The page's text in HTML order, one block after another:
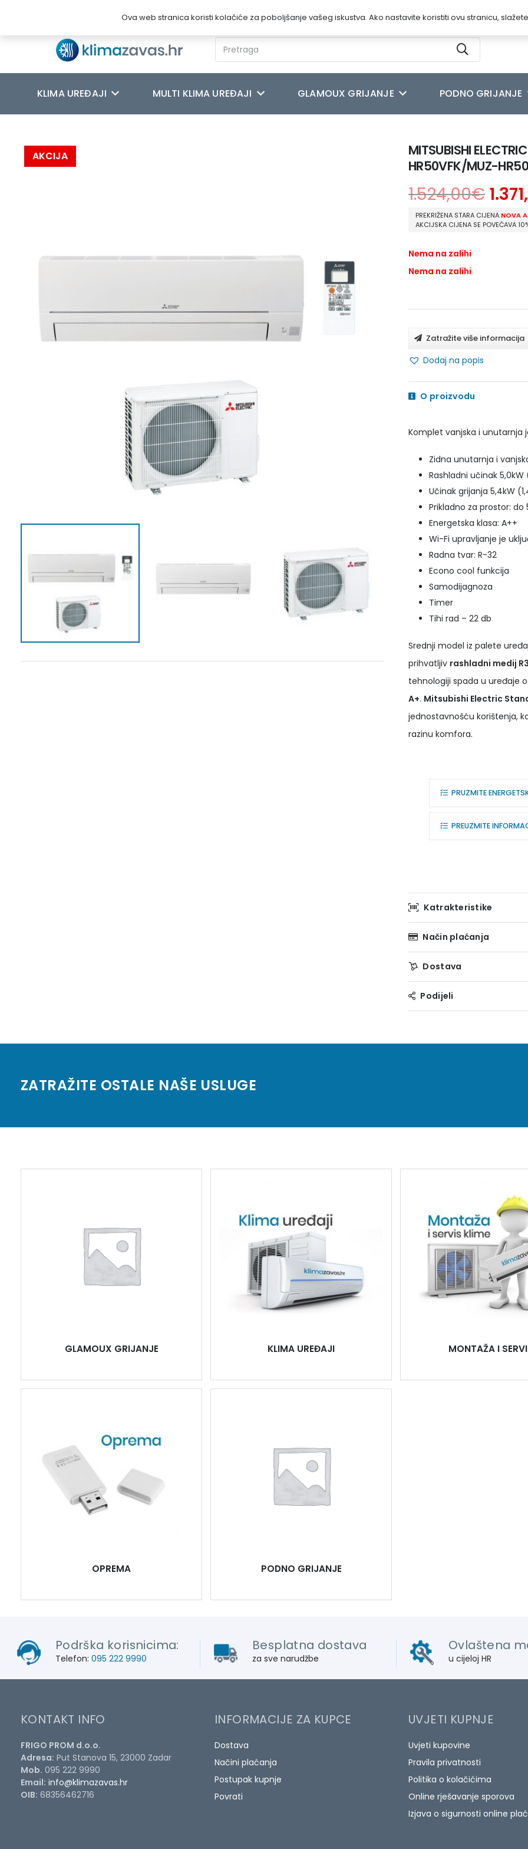
Kontakt
KLIMA UREĐAJI MULTI KLIMA UREĐAJI GLAMOUX GRIJANJE PODNO GRIJANJE
AKCIJA
MITSUBISHI
HR50VFK/MUZ-
1.524,00€
PREKRIŽENA STARA CIJENA NOVA
AKCIJSKA CIJENA SE POVEĆAVA
Nema na zalihi
Nema na zalihi
Zatražite više informacija
Dodaj na popis
O proizvodu
Komplet vanjska i unutarnja
Zidna unutarnja i
Rashladni učinak 5,0kW
Učinak grijanja 5,4kW
Prikladno za prostor: do
Energetska klasa: A++
Wi-Fi upravljanje je
Radna tvar: R-32
Econo cool funkcija
Samodijagnoza
Timer
Tihi rad – 22 db
Srednji model iz palete
prihvatljiv rashladni medij
tehnologiji spada u uređaje
A+. Mitsubishi Electric
jednostavnošću korištenja,
razinu komfora.
PRUZMITE
PREUZMITE
Katrakteristike
Način plaćanja
Dostava
Podijeli
ZATRAŽITE OSTALE NAŠE USLUGE
GLAMOUX GRIJANJE KLIMA UREĐAJI MONTAŽA I
OPREMA PODNO GRIJANJE
Podrška korisnicima:
Telefon: 095 222 9990
Besplatna dostava
za sve narudžbe
Ovlaštena
u cijeloj HR
KONTAKT INFO
FRIGO PROM d.o.o.
Adresa: Put Stanova 15, 23000 Zadar
Mob. 095 222 9990
Email: info@klimazavas.hr
OIB: 68356462716
INFORMACIJE ZA KUPCE
Dostava
Načini plaćanja
Postupak kupnje
Povrati
UVJETI KUPNJE
Uvjeti kupovine
Pravila privatnosti
Politika o kolačićima
Online rješavanje sporova
Izjava o sigurnosti online
Ova web stranica koristi kolačiće za poboljšanje vašeg iskustva. Ako nastavite koristiti ovu stranicu,